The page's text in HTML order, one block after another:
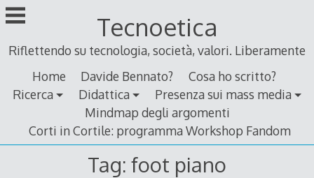
Skip
to
Tecnoetica
Riflettendo su tecnologia, società, valori. Liberamente
Home
Davide Bennato?
Cosa ho scritto?
Ricerca
Didattica
Presenza sui mass media
Mindmap degli argomenti
Corti in Cortile: programma Workshop Fandom
Tag: foot piano